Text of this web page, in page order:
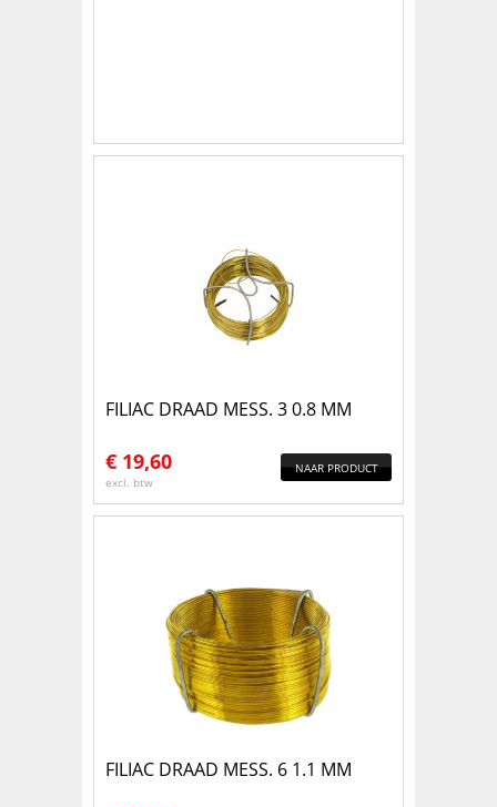
FILIAC DRAAD MESS. 3 0.8 MM
€ 19,60
excl. btw
NAAR PRODUCT
FILIAC DRAAD MESS. 6 1.1 MM